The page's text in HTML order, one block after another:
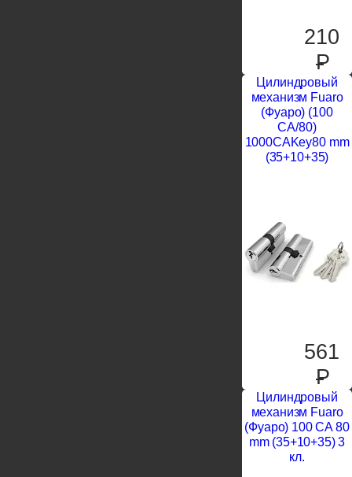
210
P
Цилиндровый
механизм Fuaro
(Фуаро) (100
CA/80)
1000CAKey80 mm
(35+10+35)
561
P
Цилиндровый
механизм Fuaro
(Фуаро) 100 CA 80
mm (35+10+35) 3
кл.